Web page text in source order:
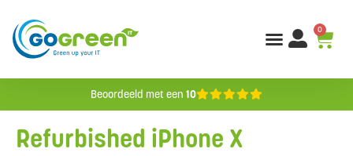
0
Beoordeeld met een 10
Refurbished iPhone X